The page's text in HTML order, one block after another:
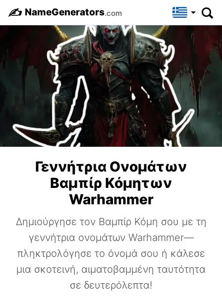
✍️ NameGenerators.com
Γεννήτρια Ονομάτων
Βαμπίρ Κόμητων
Warhammer
Δημιούργησε τον Βαμπίρ Κόμη σου με τη
γεννήτρια ονομάτων Warhammer—
πληκτρολόγησε το όνομά σου ή κάλεσε
μια σκοτεινή, αιματοβαμμένη ταυτότητα
σε δευτερόλεπτα!